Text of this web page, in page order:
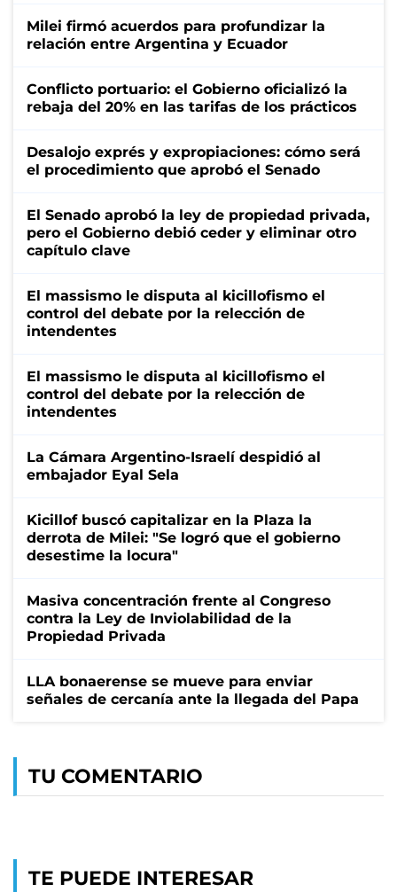
Milei firmó acuerdos para profundizar la
relación entre Argentina y Ecuador
Conflicto portuario: el Gobierno oficializó la
rebaja del 20% en las tarifas de los prácticos
Desalojo exprés y expropiaciones: cómo será
el procedimiento que aprobó el Senado
El Senado aprobó la ley de propiedad privada,
pero el Gobierno debió ceder y eliminar otro
capítulo clave
El massismo le disputa al kicillofismo el
control del debate por la relección de
intendentes
El massismo le disputa al kicillofismo el
control del debate por la relección de
intendentes
La Cámara Argentino-Israelí despidió al
embajador Eyal Sela
Kicillof buscó capitalizar en la Plaza la
derrota de Milei: "Se logró que el gobierno
desestime la locura"
Masiva concentración frente al Congreso
contra la Ley de Inviolabilidad de la
Propiedad Privada
LLA bonaerense se mueve para enviar
señales de cercanía ante la llegada del Papa
TU COMENTARIO
TE PUEDE INTERESAR